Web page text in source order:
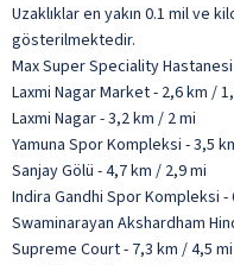
Uzaklıklar en yakın 0.1 mil ve
gösterilmektedir.
Max Super Speciality
Laxmi Nagar Market - 2,6 km /
Laxmi Nagar - 3,2 km / 2 mi
Yamuna Spor Kompleksi - 3,5
Sanjay Gölü - 4,7 km / 2,9 mi
Indira Gandhi Spor Kompleksi -
Swaminarayan Akshardham
Supreme Court - 7,3 km / 4,5 mi